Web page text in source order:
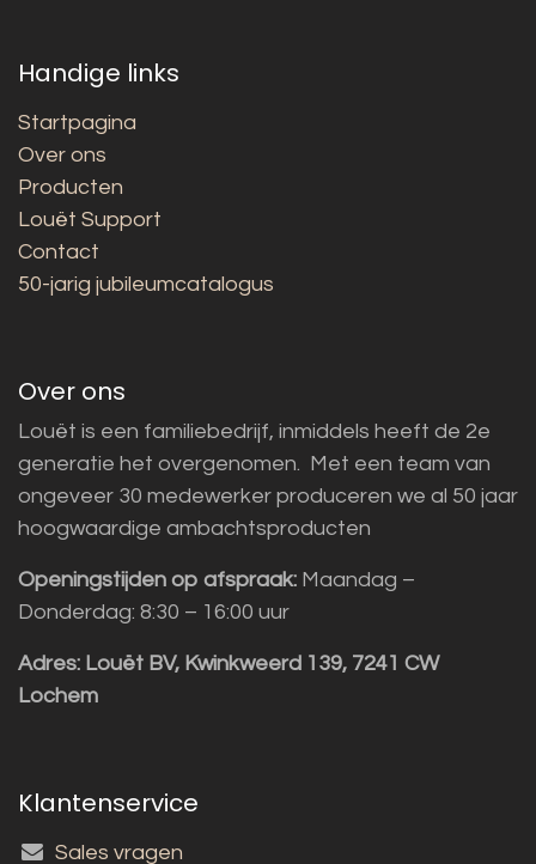
Handige links
Startpagina
Over ons
Producten
Louët Support
Contact
50-jarig jubileumcatalogus
Over ons
Louët is een familiebedrijf, inmiddels heeft de 2e
generatie het overgenomen. Met een team van
ongeveer 30 medewerker produceren we al 50 jaar
hoogwaardige ambachtsproducten
Openingstijden op afspraak: Maandag –
Donderdag: 8:30 – 16:00 uur
Adres: Louët BV, Kwinkweerd 139, 7241 CW
Lochem
Klantenservice
Sales vragen